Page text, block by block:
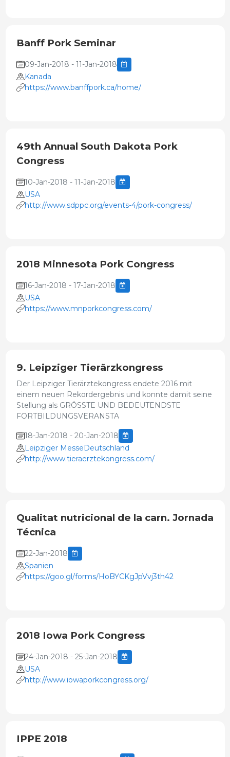
Banff Pork Seminar
09-Jan-2018 - 11-Jan-2018
Kanada
https://www.banffpork.ca/home/
49th Annual South Dakota Pork
Congress
10-Jan-2018 - 11-Jan-2018
USA
http://www.sdppc.org/events-4/pork-congress/
2018 Minnesota Pork Congress
16-Jan-2018 - 17-Jan-2018
USA
https://www.mnporkcongress.com/
9. Leipziger Tierärzkongress
Der Leipziger Tierärztekongress endete 2016 mit
einem neuen Rekordergebnis und konnte damit seine
Stellung als GRÖSSTE UND BEDEUTENDSTE
FORTBILDUNGSVERANSTA
18-Jan-2018 - 20-Jan-2018
Leipziger MesseDeutschland
http://www.tieraerztekongress.com/
Qualitat nutricional de la carn. Jornada
Técnica
22-Jan-2018
Spanien
https://goo.gl/forms/HoBYCKgJpVvj3th42
2018 Iowa Pork Congress
24-Jan-2018 - 25-Jan-2018
USA
http://www.iowaporkcongress.org/
IPPE 2018